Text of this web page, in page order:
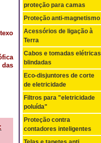
das
proteção para camas
Proteção anti-magnetismo
Acessórios de ligação à
Terra
Cabos e tomadas elétricas
blindadas
Eco-disjuntores de corte
de eletricidade
Filtros para "eletricidade
poluída"
Proteção contra
contadores inteligentes